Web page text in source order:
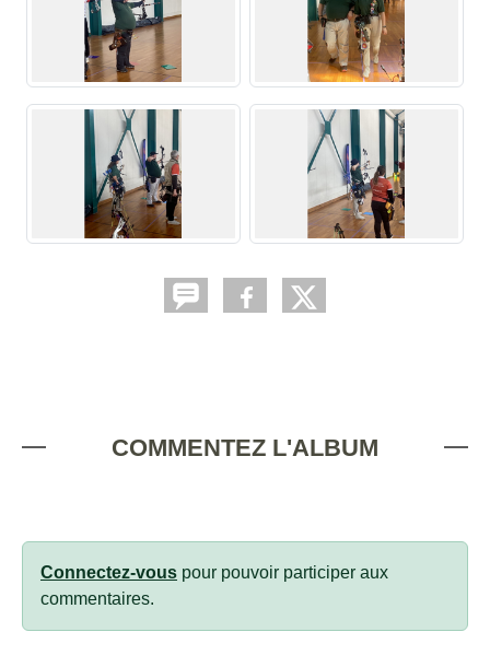
COMMENTEZ L'ALBUM
Connectez-vous pour pouvoir participer aux
commentaires.